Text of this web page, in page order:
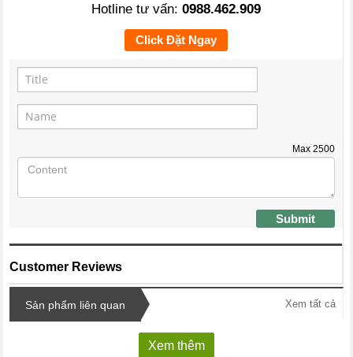
Hotline tư vấn: 0988.462.909
Click Đặt Ngay
Max 2500
Submit
Customer Reviews
Sản phẩm liên quan Xem tất cả
Xem thêm